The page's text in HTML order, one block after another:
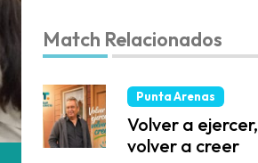
Match Relacionados
Punta Arenas
Volver a ejercer,
volver a creer